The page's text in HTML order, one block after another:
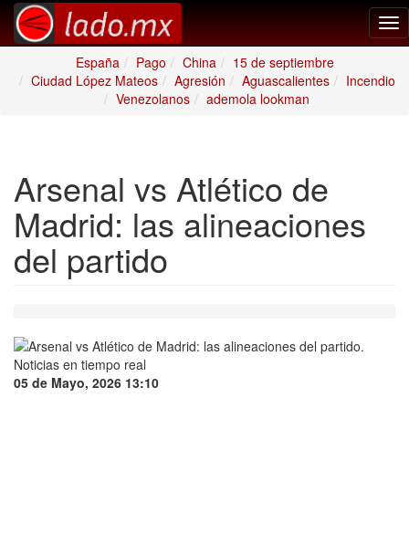
España
Pago China
15 de septiembre
Ciudad López Mateos
Agresión Aguascalientes
Incendio
Venezolanos
ademola lookman
Arsenal vs Atlético de
Madrid: las alineaciones
del partido
05 de Mayo, 2026 13:10